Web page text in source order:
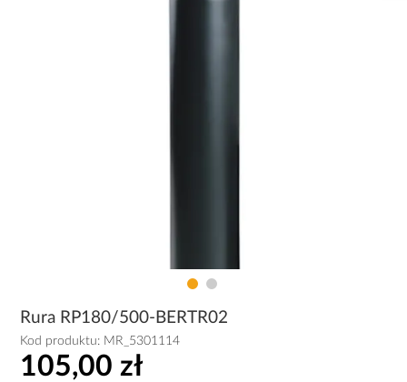
Rura RP180/500-BERTR02
Kod produktu: MR_5301114
105,00 zł